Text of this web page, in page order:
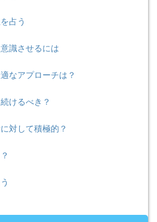
占う
識させるには
なアプローチは？
けるべき？
対して積極的？